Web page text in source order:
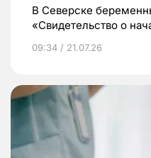
В Северске
«Свидетельство о
09:34 / 21.07.26